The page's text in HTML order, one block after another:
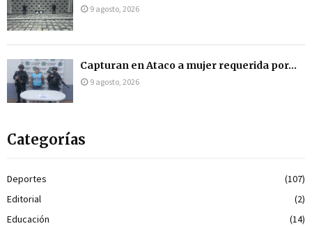
9 agosto, 2026
Capturan en Ataco a mujer requerida por...
9 agosto, 2026
Categorías
Deportes
(107)
Editorial
(2)
Educación
(14)